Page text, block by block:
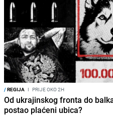
/REGIJA I PRIJE OKO 2H
Od ukrajinskog fronta do
postao plaćeni ubica?